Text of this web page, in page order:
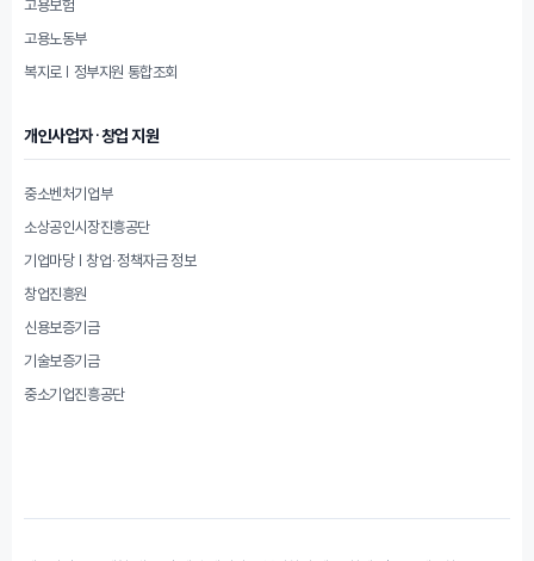
고용보험
고용노동부
복지로 | 정부지원 통합조회
개인사업자·창업 지원
중소벤처기업부
소상공인시장진흥공단
기업마당 | 창업·정책자금 정보
창업진흥원
신용보증기금
기술보증기금
중소기업진흥공단